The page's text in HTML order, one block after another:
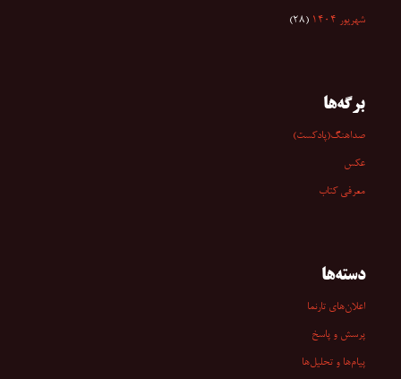
شهریور ۱۴۰۴ (۲۸)
برگه‌ها
صداهنگ(پادکست)
عکس
معرفی کتاب
دسته‌ها
اعلان‌های تارنما
پرسش و پاسخ
پیام‌ها و تحلیل‌ها